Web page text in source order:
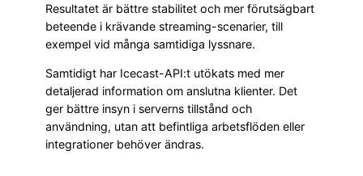
Resultatet är bättre stabilitet och mer förutsägbart
beteende i krävande streaming-scenarier, till
exempel vid många samtidiga lyssnare.
Samtidigt har Icecast-API:t utökats med mer
detaljerad information om anslutna klienter. Det
ger bättre insyn i serverns tillstånd och
användning, utan att befintliga arbetsflöden eller
integrationer behöver ändras.